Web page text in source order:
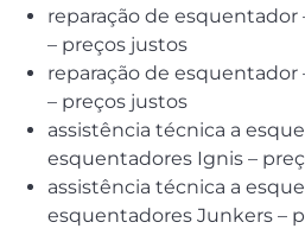
reparação de
– preços justos
reparação de
– preços justos
assistência técnica a
esquentadores Ignis –
assistência técnica a
esquentadores Junkers –